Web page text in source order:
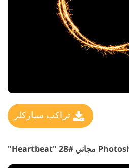
تراكب سباركلر